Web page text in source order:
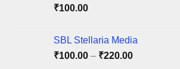
₹100.00
SBL Stellaria Media
₹100.00 – ₹220.00Price